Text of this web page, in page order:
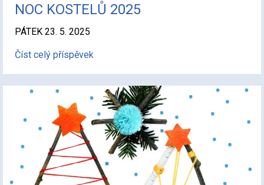
NOC KOSTELŮ 2025
PÁTEK 23. 5. 2025
Číst celý příspěvek